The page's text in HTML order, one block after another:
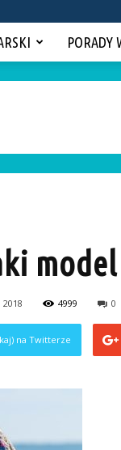
PORADY
model
4999 0
na Twitterze